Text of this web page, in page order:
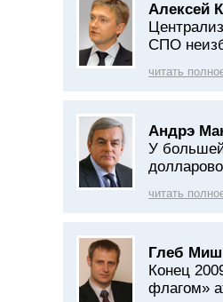
Алексей
СПО
читать
Андрэ
У
читать
Глеб
Конец
флагом»